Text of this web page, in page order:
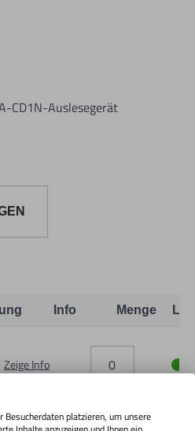
CD1N-Auslesegerät
Info Menge
Zeige Info
platzieren, um unsere